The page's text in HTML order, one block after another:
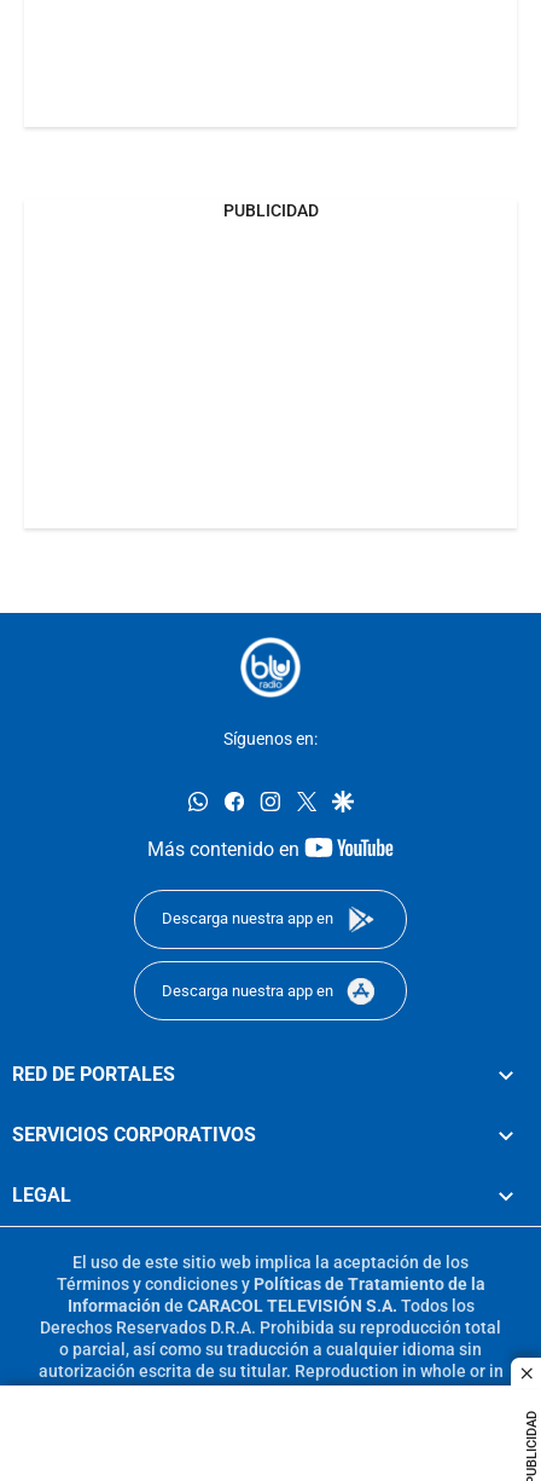
PUBLICIDAD
PUBLICIDAD
Síguenos en:
whatsappfacebookinstagram
twittergoogle
Más contenido en
youtube-
Descarga nuestra app en
Descarga nuestra app en
RED DE PORTALES
SERVICIOS CORPORATIVOS
LEGAL
El uso de este sitio web implica la aceptación de los
Términos y condicionesy Políticas de Tratamiento de la
Información de CARACOL TELEVISIÓN S.A. Todos los
Derechos Reservados D.R.A. Prohibida su reproducción total
o parcial, así como su traducción a cualquier idioma sin
autorización escrita de su titular. Reproduction in whole or in